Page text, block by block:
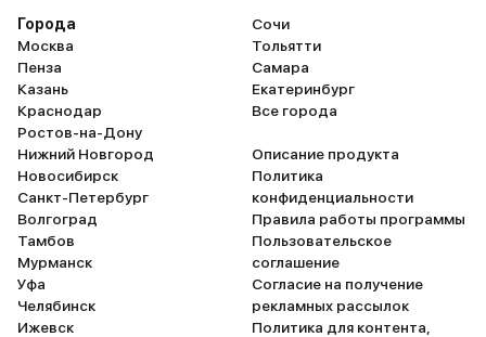
Города
Москва
Пенза
Казань
Краснодар
Ростов-на-Дону
Нижний Новгород
Новосибирск
Санкт-Петербург
Волгоград
Тамбов
Мурманск
Уфа
Челябинск
Ижевск
Сочи
Тольятти
Самара
Екатеринбург
Все города
Описание продукта
Политика
конфиденциальности
Правила работы программы
Пользовательское
соглашение
Согласие на получение
рекламных рассылок
Политика для контента,